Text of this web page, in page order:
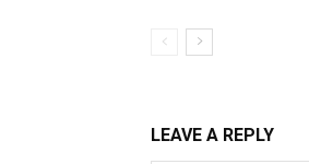
LEAVE A REPLY